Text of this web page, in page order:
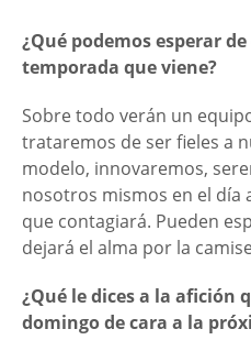
¿Qué podemos esperar
temporada que viene?
Sobre todo verán un
trataremos de ser fieles a
modelo, innovaremos,
nosotros mismos en el día
que contagiará. Pueden
dejará el alma por la
¿Qué le dices a la afición
domingo de cara a la